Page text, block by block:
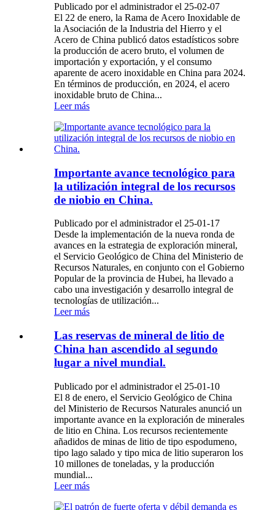
Publicado por el administrador el 25-02-07
El 22 de enero, la Rama de Acero Inoxidable de
la Asociación de la Industria del Hierro y el
Acero de China publicó datos estadísticos sobre
la producción de acero bruto, el volumen de
importación y exportación, y el consumo
aparente de acero inoxidable en China para 2024.
En términos de producción, en 2024, el acero
inoxidable bruto de China...
Leer más
Importante avance tecnológico para
la utilización integral de los recursos
de niobio en China.
Publicado por el administrador el 25-01-17
Desde la implementación de la nueva ronda de
avances en la estrategia de exploración mineral,
el Servicio Geológico de China del Ministerio de
Recursos Naturales, en conjunto con el Gobierno
Popular de la provincia de Hubei, ha llevado a
cabo una investigación y desarrollo integral de
tecnologías de utilización...
Leer más
Las reservas de mineral de litio de
China han ascendido al segundo
lugar a nivel mundial.
Publicado por el administrador el 25-01-10
El 8 de enero, el Servicio Geológico de China
del Ministerio de Recursos Naturales anunció un
importante avance en la exploración de minerales
de litio en China. Los recursos recientemente
añadidos de minas de litio de tipo espodumeno,
tipo lago salado y tipo mica de litio superaron los
10 millones de toneladas, y la producción
mundial...
Leer más